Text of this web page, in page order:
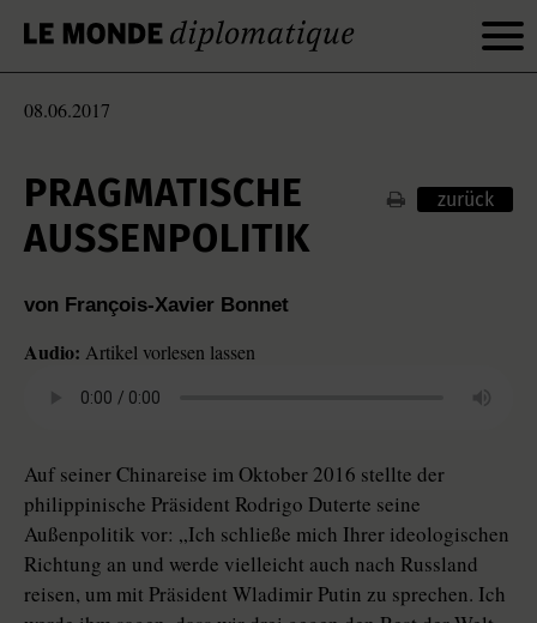
08.06.2017
PRAGMATISCHE
AUSSENPOLITIK
zurück
von François-Xavier Bonnet
Audio: Artikel vorlesen lassen
Auf seiner Chinareise im Oktober 2016 stellte der
philippinische Präsident Rodrigo Duterte seine
Außenpolitik vor: „Ich schließe mich Ihrer ideologischen
Richtung an und werde vielleicht auch nach Russland
reisen, um mit Präsident Wladimir Putin zu sprechen. Ich